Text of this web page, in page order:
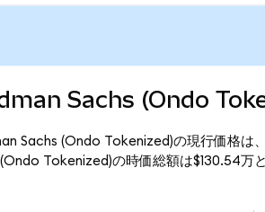
Sachs (Ondo
Sachs (Ondo Tokenized)の現行価格は
Tokenized)の時価総額は$130.54万と